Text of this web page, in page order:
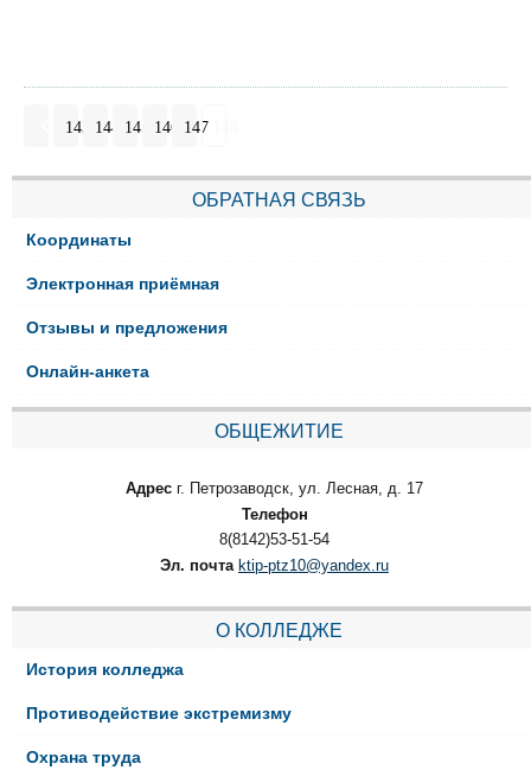
143 144 145 146 147
ОБРАТНАЯ СВЯЗЬ
Координаты
Электронная приёмная
Отзывы и предложения
Онлайн-анкета
ОБЩЕЖИТИЕ
Адрес г. Петрозаводск, ул. Лесная, д. 17
Телефон
8(8142)53-51-54
Эл. почта ktip-ptz10@yandex.ru
О КОЛЛЕДЖЕ
История колледжа
Противодействие экстремизму
Охрана труда